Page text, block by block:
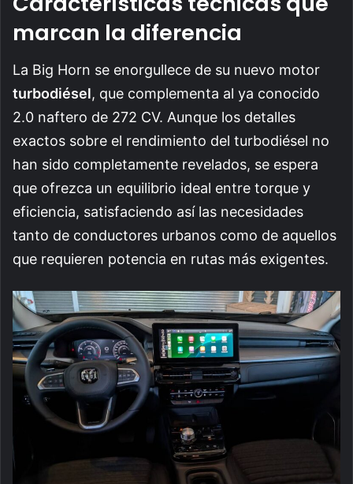
marcan la diferencia
La Big Horn se enorgullece de su nuevo motor
turbodiésel, que complementa al ya conocido
2.0 naftero de 272 CV. Aunque los detalles
exactos sobre el rendimiento del turbodiésel no
han sido completamente revelados, se espera
que ofrezca un equilibrio ideal entre torque y
eficiencia, satisfaciendo así las necesidades
tanto de conductores urbanos como de aquellos
que requieren potencia en rutas más exigentes.